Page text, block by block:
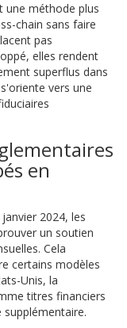
une méthode plus
chain sans faire
pas
elles rendent
superflus dans
vers une
en
2024, les
un soutien
Cela
certains modèles
Unis, la
titres financiers